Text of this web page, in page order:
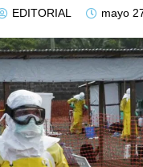
EDITORIAL mayo